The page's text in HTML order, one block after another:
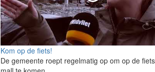
Kom op de fiets!
De gemeente roept regelmatig op om op de